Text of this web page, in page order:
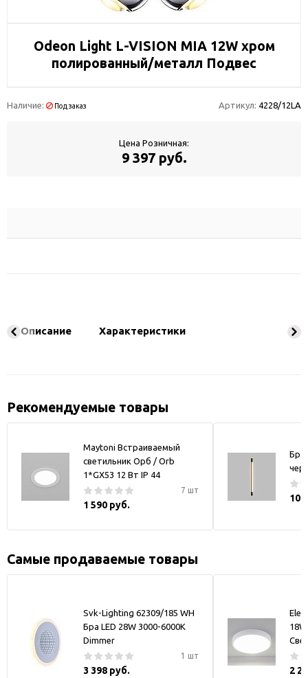
Odeon Light L-VISION MIA 12W хром
полированный/металл Подвес
Наличие: Под заказ Артикул: 4228/12LA
Цена Розничная:
9 397 руб.
Описание Характеристики
Рекомендуемые товары
Maytoni Встраиваемый
светильник Орб / Orb
1*GX53 12 Вт IP 44
7 шт
1 590 руб.
Бра
10
Самые продаваемые товары
Svk-Lighting 62309/185 WH
Бра LED 28W 3000-6000K
Dimmer
1 шт
3 398 руб. 2